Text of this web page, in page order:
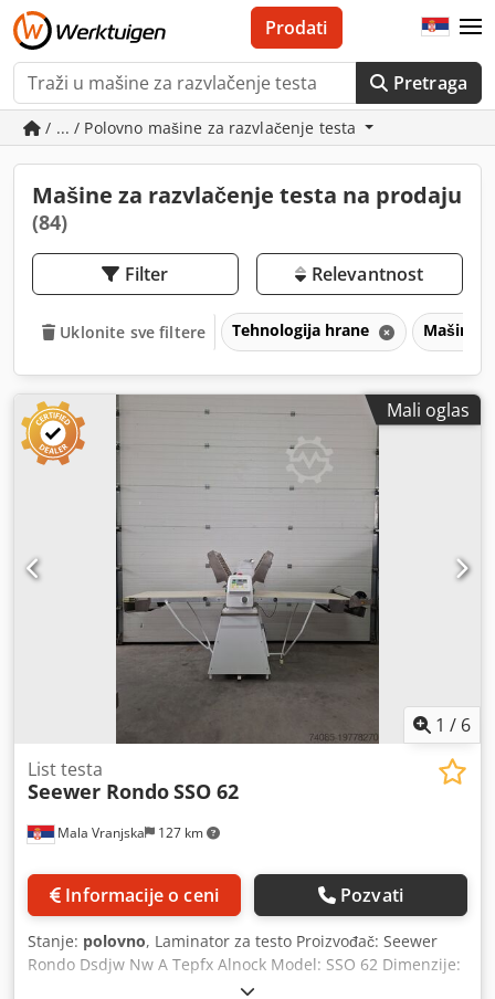
Pretraga
Prodati
/ ... / Polovno mašine za razvlačenje testa
Mašine za razvlačenje testa na prodaju
(84)
Filter Relevantnost
Uklonite sve filtere Tehnologija hrane Mašine
Mali oglas
1 / 6
Mala Vranjska 127 km
List testa
Seewer RondoSSO 62
Informacije o ceni Pozvati
Stanje: polovno, Laminator za testo Proizvođač: Seewer
Rondo Dsdjw Nw A Tepfx Alnock Model: SSO 62 Dimenzije:
305x115x120 cm Električna snaga: 1,1 kW Napon: 380V